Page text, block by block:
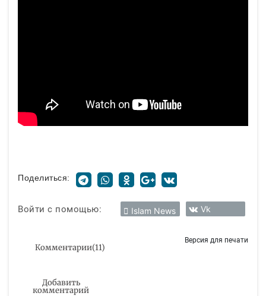
Поделиться:
Войти с помощью: Islam News Vk
Комментарии(11)
Версия для печати
Добавить
комментарий